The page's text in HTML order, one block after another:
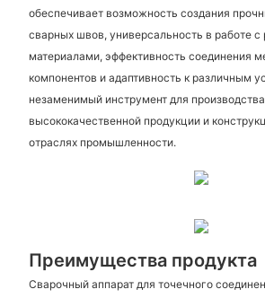
обеспечивает возможность создания
сварных швов, универсальность в работе
материалами, эффективность соединения
компонентов и адаптивность к различным
незаменимый инструмент для производства
высококачественной продукции и
отраслях промышленности.
Преимущества продукта
Сварочный аппарат для точечного